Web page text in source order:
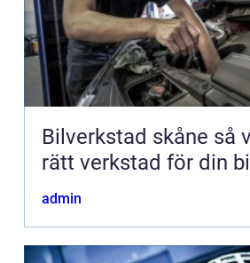
Bilverkstad skåne så väljer du
rätt verkstad för din bil
admin